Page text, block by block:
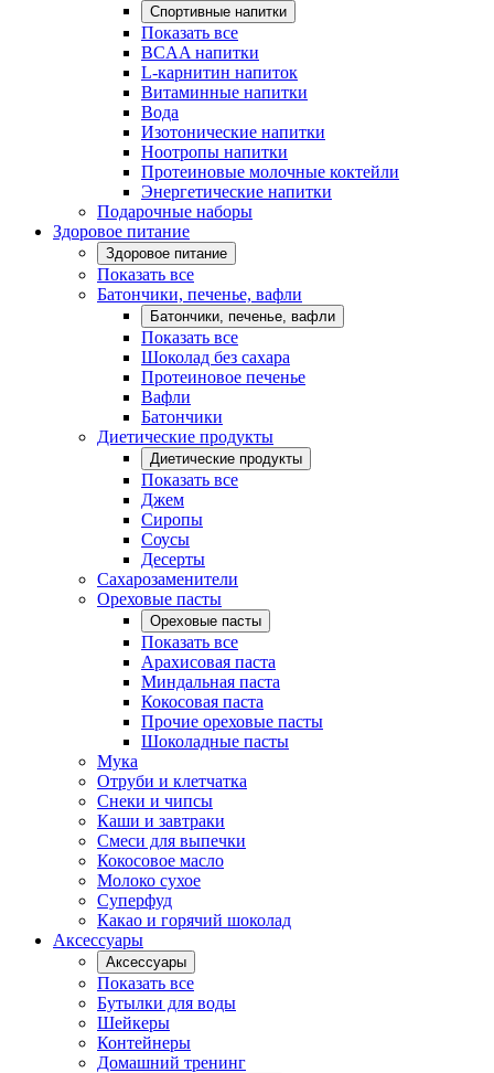
Спортивные напитки
Показать все
BCAA напитки
L-карнитин напиток
Витаминные напитки
Вода
Изотонические напитки
Ноотропы напитки
Протеиновые молочные коктейли
Энергетические напитки
Подарочные наборы
Здоровое питание
Здоровое питание
Показать все
Батончики, печенье, вафли
Батончики, печенье, вафли
Показать все
Шоколад без сахара
Протеиновое печенье
Вафли
Батончики
Диетические продукты
Диетические продукты
Показать все
Джем
Сиропы
Соусы
Десерты
Сахарозаменители
Ореховые пасты
Ореховые пасты
Показать все
Арахисовая паста
Миндальная паста
Кокосовая паста
Прочие ореховые пасты
Шоколадные пасты
Мука
Отруби и клетчатка
Снеки и чипсы
Каши и завтраки
Смеси для выпечки
Кокосовое масло
Молоко сухое
Суперфуд
Какао и горячий шоколад
Аксессуары
Аксессуары
Показать все
Бутылки для воды
Шейкеры
Контейнеры
Домашний тренинг